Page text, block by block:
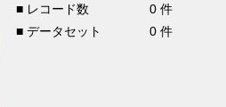
■ レコード数
0 件
■ データセット
0 件